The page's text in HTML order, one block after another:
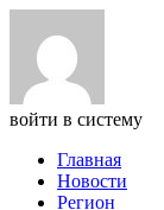
войти в систему
Главная
Новости
Регион